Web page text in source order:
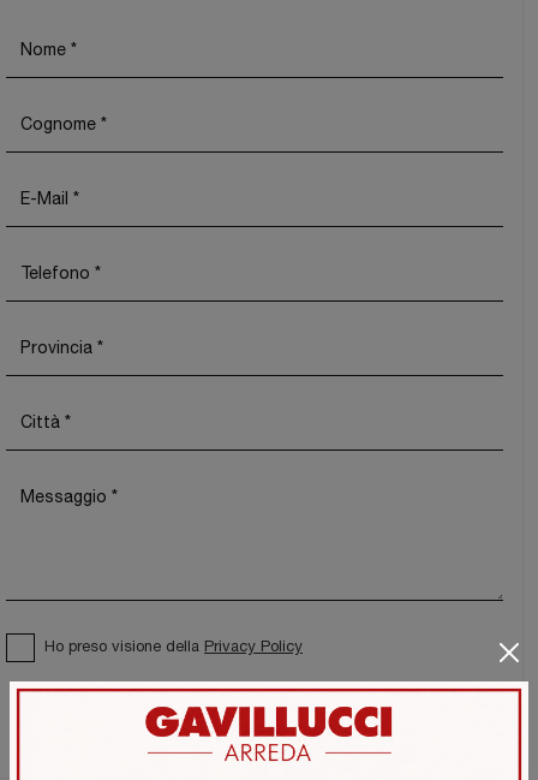
Ho preso visione della Privacy Policy
Invia